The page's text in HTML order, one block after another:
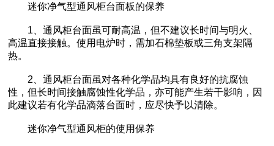
迷你净气型通风柜台面板的保养
1、通风柜台面虽可耐高温，但不建议长时间与明火、
高温直接接触。使用电炉时，需加石棉垫板或三角支架隔
热。
2、通风柜台面虽对各种化学品均具有良好的抗腐蚀
性，但长时间接触腐蚀性化学品，亦可能产生若干影响，因
此建议若有化学品滴落台面时，应尽快予以清除。
迷你净气型通风柜的使用保养